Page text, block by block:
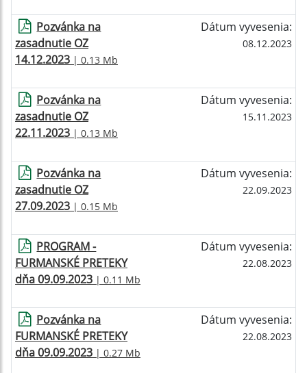
Pozvánka na
zasadnutie OZ
14.12.2023 | 0.13 Mb
Dátum vyvesenia:
08.12.2023
Pozvánka na
zasadnutie OZ
22.11.2023 | 0.13 Mb
Dátum vyvesenia:
15.11.2023
Pozvánka na
zasadnutie OZ
27.09.2023 | 0.15 Mb
Dátum vyvesenia:
22.09.2023
PROGRAM -
FURMANSKÉ PRETEKY
dňa 09.09.2023 | 0.11 Mb
Dátum vyvesenia:
22.08.2023
Pozvánka na
FURMANSKÉ PRETEKY
dňa 09.09.2023 | 0.27 Mb
Dátum vyvesenia:
22.08.2023